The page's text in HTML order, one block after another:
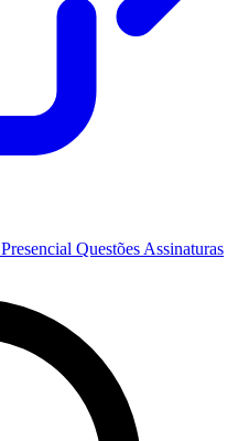
Presencial Questões Assinaturas